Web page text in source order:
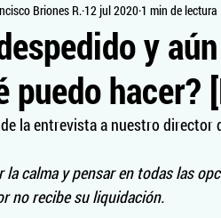
públicas Electoral
Finanzas personales
y
puedo hacer?
Briones R. 12 jul 2020 1 min de lectura
la entrevista a nuestro director
la calma y pensar en todas las
no recibe su liquidación.